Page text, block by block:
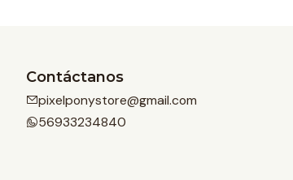
Contáctanos
pixelponystore@gmail.com
56933234840